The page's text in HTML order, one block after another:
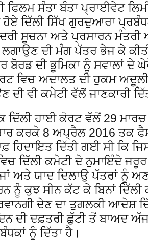
ਫਿਲਮ ਸੰਤਾ ਬੰਤਾ ਪ੍ਰਾਈਵੇਟ
ਹੋਏ ਦਿੱਲੀ ਸਿੱਖ ਗੁਰਦੁਆਰਾ
ਸੂਚਨਾ ਅਤੇ ਪ੍ਰਸਾਰਨ
ਦੀ ਮੰਗ ਪੱਤਰ ਭੇਜ ਕੇ
ਬੋਰਡ ਦੀ ਭੂਮਿਕਾ ਨੂੰ ਸਵਾਲਾਂ
ਵਿਚ ਅਦਾਲਤ ਦੀ ਹੁਕਮ
ਦੀ ਵੀ ਕਮੇਟੀ ਵੱਲੋਂ ਜਾਣਕਾਰੀ
ਦਿੱਲੀ ਹਾਈ ਕੋਰਟ ਵੱਲੋਂ 29
ਕਰਕੇ 8 ਅਪ੍ਰੈਲ 2016 ਤਕ
ਹਿਦਾਇਤ ਦਿੱਤੀ ਗਈ ਸੀ ਕਿ
ਦਿੱਲੀ ਕਮੇਟੀ ਦੇ ਨੁਮਾਇੰਦੇ
ਅਤੇ ਯਾਦ ਦਿਲਾਉ ਪੱਤਰਾਂ
ਨੂੰ ਕੁਝ ਸੀਨ ਕੱਟ ਕੇ ਬਿਨਾਂ
ਦੇਣ ਦਾ ਤੁਗਲਕੀ ਆਦੇਸ਼
ਦੀ ਦਫ਼ਤਰੀ ਛੁੱਟੀ ਤੋਂ ਬਾਅਦ
ਨੂੰ ਦਿੱਤਾ ਹੈ।